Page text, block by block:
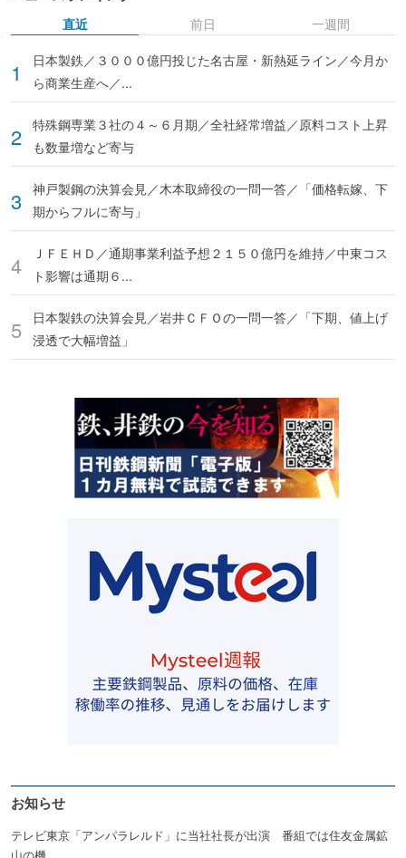
直近
日本製鉄／３０００億円投じた名古屋・新熱延ライン／今月か
ら商業生産へ／...
特殊鋼専業３社の４～６月期／全社経常増益／原料コスト上昇
も数量増など寄与
神戸製鋼の決算会見／木本取締役の一問一答／「価格転嫁、下
期からフルに寄与」
ＪＦＥＨＤ／通期事業利益予想２１５０億円を維持／中東コス
ト影響は通期６...
日本製鉄の決算会見／岩井ＣＦＯの一問一答／「下期、値上げ
浸透で大幅増益」
前日 一週間
お知らせ
テレビ東京「アンパラレルド」に当社社長が出演 番組では住友金属鉱